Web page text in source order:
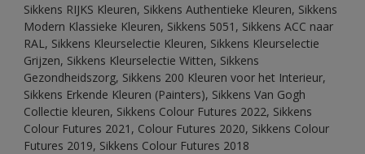
Sikkens RIJKS Kleuren, Sikkens Authentieke Kleuren, Sikkens
Modern Klassieke Kleuren, Sikkens 5051, Sikkens ACC naar
RAL, Sikkens Kleurselectie Kleuren, Sikkens Kleurselectie
Grijzen, Sikkens Kleurselectie Witten, Sikkens
Gezondheidszorg, Sikkens 200 Kleuren voor het Interieur,
Sikkens Erkende Kleuren (Painters), Sikkens Van Gogh
Collectie kleuren, Sikkens Colour Futures 2022, Sikkens
Colour Futures 2021, Colour Futures 2020, Sikkens Colour
Futures 2019, Sikkens Colour Futures 2018